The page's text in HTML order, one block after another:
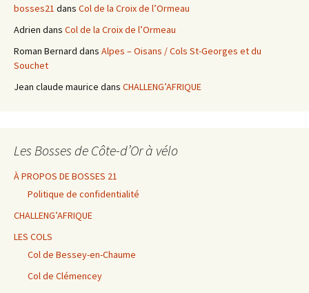
bosses21 dans Col de la Croix de l’Ormeau
Adrien dans Col de la Croix de l’Ormeau
Roman Bernard dans Alpes – Oisans / Cols St-Georges et du
Souchet
Jean claude maurice dans CHALLENG’AFRIQUE
Les Bosses de Côte-d’Or à vélo
À PROPOS DE BOSSES 21
Politique de confidentialité
CHALLENG’AFRIQUE
LES COLS
Col de Bessey-en-Chaume
Col de Clémencey